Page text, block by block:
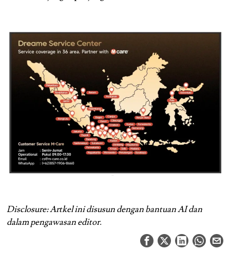
Disclosure: Artkel ini disusun dengan bantuan AI dan
dalam pengawasan editor.